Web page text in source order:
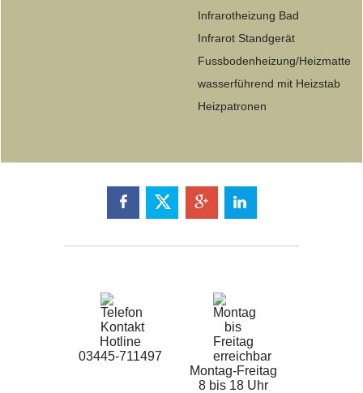
Infrarotheizung Bad
Infrarot Standgerät
Fussbodenheizung/Heizmatte
wasserführend mit Heizstab
Heizpatronen
Hotline
03445-711497
Montag-Freitag
8 bis 18 Uhr